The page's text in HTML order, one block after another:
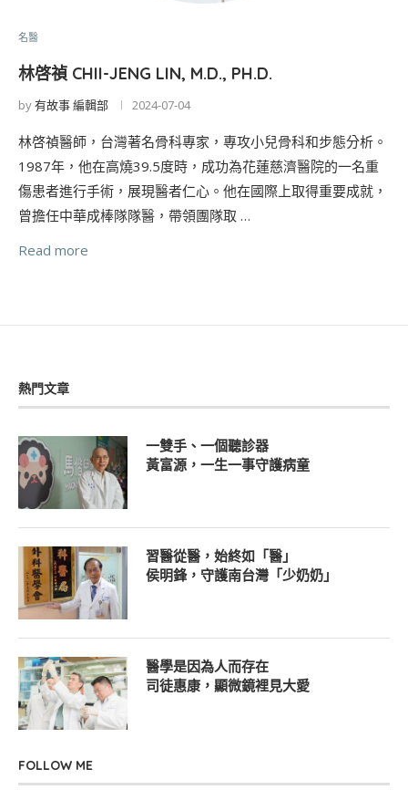
名醫
林啓禎 CHII-JENG LIN, M.D., PH.D.
by有故事 編輯部 2024-07-04
林啓禎醫師，台灣著名骨科專家，專攻小兒骨科和步態分析。
1987年，他在高燒39.5度時，成功為花蓮慈濟醫院的一名重
傷患者進行手術，展現醫者仁心。他在國際上取得重要成就，
曾擔任中華成棒隊隊醫，帶領團隊取 …
Read more
熱門文章
一雙手、一個聽診器
黃富源，一生一事守護病童
習醫從醫，始終如「醫」
侯明鋒，守護南台灣「少奶奶」
醫學是因為人而存在
司徒惠康，顯微鏡裡見大愛
FOLLOW ME